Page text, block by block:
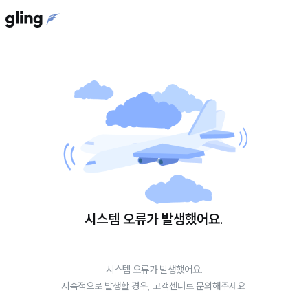
시스템 오류가 발생했어요.
시스템 오류가 발생했어요.
지속적으로 발생할 경우, 고객센터로 문의해주세요.